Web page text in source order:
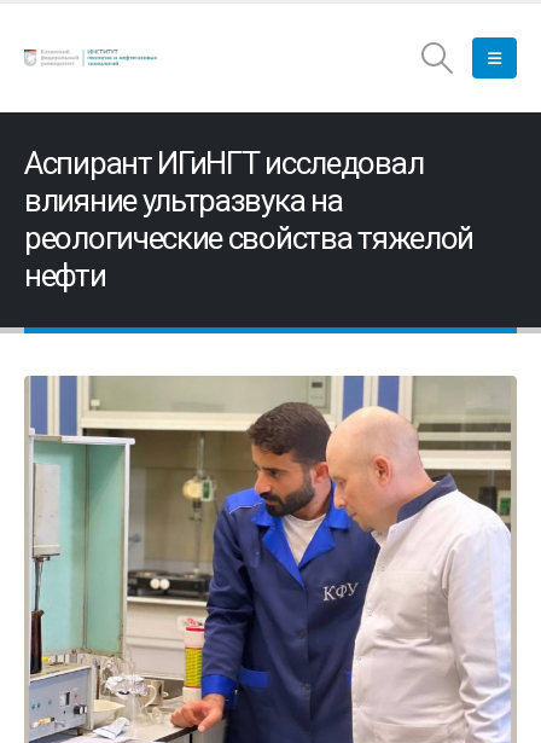
Аспирант ИГиНГТ исследовал
влияние ультразвука на
реологические свойства тяжелой
нефти